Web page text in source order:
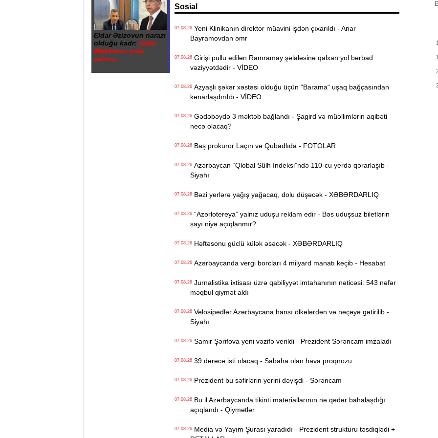
Eldar Əzizovun narazı
olduğu kadr: Xalid
Ələkbərov yola
salınır...
Sosial
07.08.26Yeni Klinikanın direktor müavini işdən çıxarıldı - Anar
Bayramovdan əmr
07.08.26Girişi pullu edilən Ramramay şəlaləsinə qalxan yol bərbad
vəziyyətdədir - VİDEO
07.08.26Azyaşlı şəkər xəstəsi olduğu üçün “Barama“ uşaq bağçasından
kənarlaşdırılıb - VİDEO
07.08.26Gədəbəydə 3 məktəb bağlandı - Şagird və müəllimlərin aqibəti
necə olacaq?
07.08.26Baş prokuror Laçın və Qubadlıda - FOTOLAR
07.08.26Azərbaycan “Qlobal Sülh İndeksi”ndə 110-cu yerdə qərarlaşıb -
Siyahı
07.08.26Bəzi yerlərə yağış yağacaq, dolu düşəcək - XƏBƏRDARLIQ
07.08.26“Azərlotereya” yalnız uduşu reklam edir - Bəs uduşsuz biletlərin
sayı niyə açıqlanmır?
07.08.26Həftəsonu güclü külək əsəcək - XƏBƏRDARLIQ
07.08.26Azərbaycanda vergi borcları 4 milyard manatı keçib - Hesabat
07.08.26Jurnalistika ixtisası üzrə qabiliyyət imtahanının nəticəsi: 543 nəfər
məqbul qiymət aldı
07.08.26Velosipedlər Azərbaycana hansı ölkələrdən və neçəyə gətirilib -
Siyahı
07.08.26Samir Şərifova yeni vəzifə verildi - Prezident Sərəncam imzaladı
07.08.2639 dərəcə isti olacaq - Sabaha olan hava proqnozu
07.08.26Prezident bu səfirlərin yerini dəyişdi - Sərəncam
07.08.26Bu il Azərbaycanda tikinti materiallarının nə qədər bahalaşdığı
açıqlandı - Qiymətlər
07.08.26Media və Yayım Şurası yaradıdı - Prezident strukturu təsdiqlədi +